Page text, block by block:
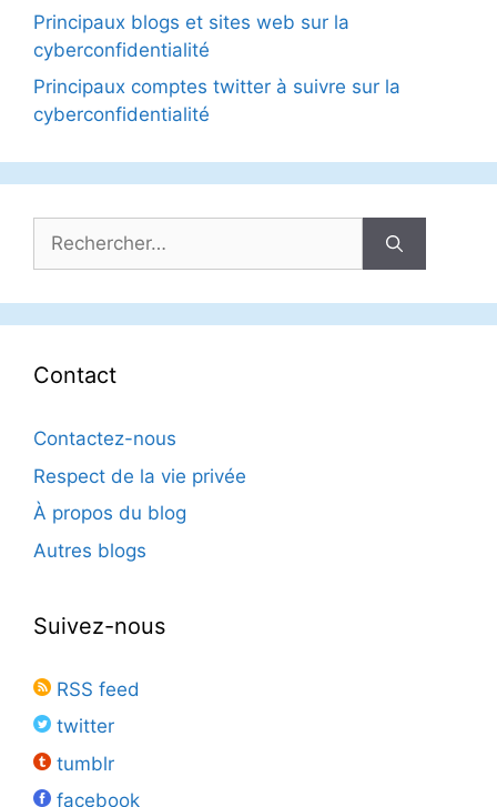
Principaux blogs et sites web sur la
cyberconfidentialité
Principaux comptes twitter à suivre sur la
cyberconfidentialité
Rechercher :
Contact
Contactez-nous
Respect de la vie privée
À propos du blog
Autres blogs
Suivez-nous
RSS feed
twitter
tumblr
facebook